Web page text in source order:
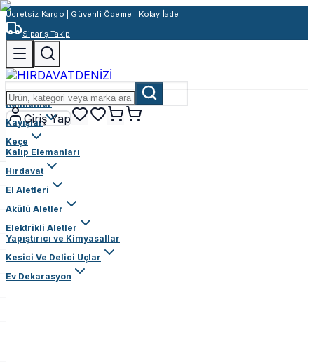
Ücretsiz Kargo | Güvenli Ödeme | Kolay İade
Sipariş Takip
Giriş Yap
Rulmanlar
Kayışlar
Keçe
Kalıp Elemanları
Hırdavat
El Aletleri
Akülü Aletler
Elektrikli Aletler
Yapıştırıcı ve Kimyasallar
Kesici Ve Delici Uçlar
Ev Dekarasyon